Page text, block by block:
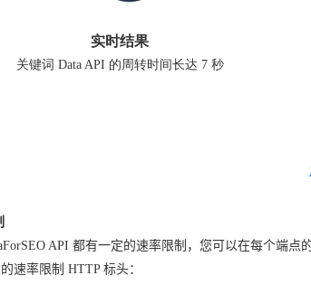
实时结果
关键词 Data API 的周转时间长达 7 秒
API 都有一定的速率限制，您可以在每个端点
速率限制 HTTP 标头：